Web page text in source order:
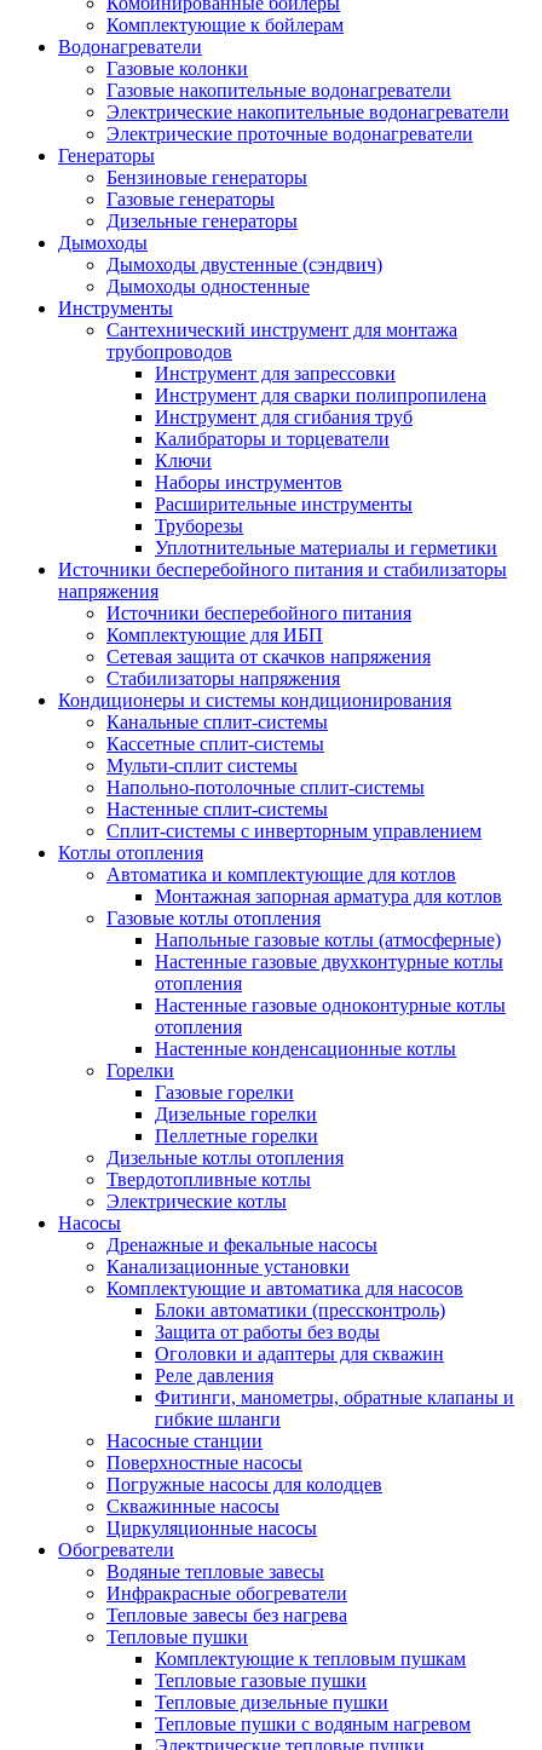
Комплектующие к бойлерам
Водонагреватели
Газовые колонки
Газовые накопительные водонагреватели
Электрические накопительные водонагреватели
Электрические проточные водонагреватели
Генераторы
Бензиновые генераторы
Газовые генераторы
Дизельные генераторы
Дымоходы
Дымоходы двустенные (сэндвич)
Дымоходы одностенные
Инструменты
Сантехнический инструмент для монтажа
трубопроводов
Инструмент для запрессовки
Инструмент для сварки полипропилена
Инструмент для сгибания труб
Калибраторы и торцеватели
Ключи
Наборы инструментов
Расширительные инструменты
Труборезы
Уплотнительные материалы и герметики
Источники бесперебойного питания и стабилизаторы
напряжения
Источники бесперебойного питания
Комплектующие для ИБП
Сетевая защита от скачков напряжения
Стабилизаторы напряжения
Кондиционеры и системы кондиционирования
Канальные сплит-системы
Кассетные сплит-системы
Мульти-сплит системы
Напольно-потолочные сплит-системы
Настенные сплит-системы
Сплит-системы с инверторным управлением
Котлы отопления
Автоматика и комплектующие для котлов
Монтажная запорная арматура для котлов
Газовые котлы отопления
Напольные газовые котлы (атмосферные)
Настенные газовые двухконтурные котлы
отопления
Настенные газовые одноконтурные котлы
отопления
Настенные конденсационные котлы
Горелки
Газовые горелки
Дизельные горелки
Пеллетные горелки
Дизельные котлы отопления
Твердотопливные котлы
Электрические котлы
Насосы
Дренажные и фекальные насосы
Канализационные установки
Комплектующие и автоматика для насосов
Блоки автоматики (прессконтроль)
Защита от работы без воды
Оголовки и адаптеры для скважин
Реле давления
Фитинги, манометры, обратные клапаны и
гибкие шланги
Насосные станции
Поверхностные насосы
Погружные насосы для колодцев
Скважинные насосы
Циркуляционные насосы
Обогреватели
Водяные тепловые завесы
Инфракрасные обогреватели
Тепловые завесы без нагрева
Тепловые пушки
Комплектующие к тепловым пушкам
Тепловые газовые пушки
Тепловые дизельные пушки
Тепловые пушки с водяным нагревом
Электрические тепловые пушки